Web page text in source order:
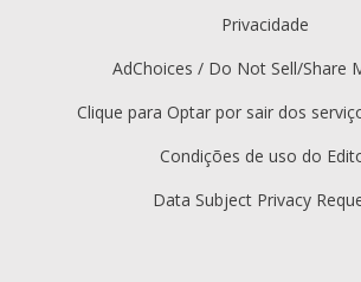
Privacidade
AdChoices / Do Not Sell/Share
Clique para Optar por sair dos
Condições de uso do
Data Subject Privacy